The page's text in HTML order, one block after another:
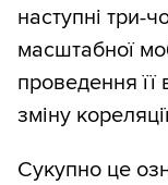
наступні три-
масштабної
проведення її
зміну
Сукупно це